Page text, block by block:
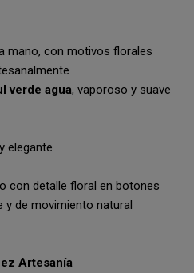
mano, con motivos florales
verde agua, vaporoso y suave
elegante
con detalle floral en botones
y de movimiento natural
Artesanía